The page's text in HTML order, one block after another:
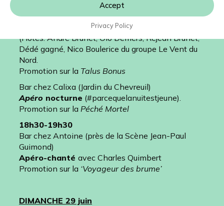
Accept
Privacy Policy
Bar chez Calixa (Jardin du Chevreuil)
Session de musique du midi.
(Hôtes: André Brunet, Olo Demers, Réjean Brunet,
Dédé gagné, Nico Boulerice du groupe Le Vent du
Nord.
Promotion sur la Talus Bonus
Bar chez Calixa (Jardin du Chevreuil)
Apéro nocturne (#parcequelanuitestjeune).
Promotion sur la Péché Mortel
18h30-19h30
Bar chez Antoine (près de la Scène Jean-Paul
Guimond)
Apéro-chanté avec Charles Quimbert
Promotion sur la ‘Voyageur des brume’
DIMANCHE 29 juin